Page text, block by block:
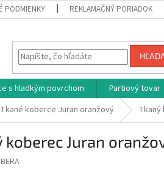
PODMIENKY REKLAMAČNÝ PORIADOK
s hladkým povrchom Partiový tovar
Tkané koberce Juran oranžový Tkaný
koberec Juran